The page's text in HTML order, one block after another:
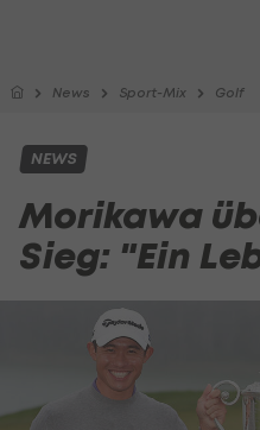
News Sport-Mix Golf
NEWS
Morikawa
Sieg: "Ein